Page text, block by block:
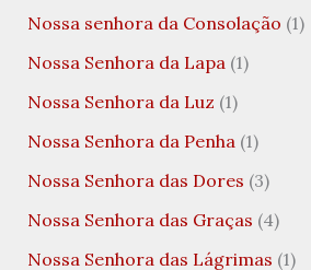
Nossa senhora da Consolação (1)
Nossa Senhora da Lapa(1)
Nossa Senhora da Luz (1)
Nossa Senhora da Penha(1)
Nossa Senhora das Dores (3)
Nossa Senhora das Graças (4)
Nossa Senhora das Lágrimas (1)